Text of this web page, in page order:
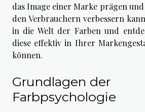
das Image einer Marke prägen
den Verbrauchern verbessern
in die Welt der Farben und
diese effektiv in Ihrer
können.
Grundlagen der
Farbpsychologie